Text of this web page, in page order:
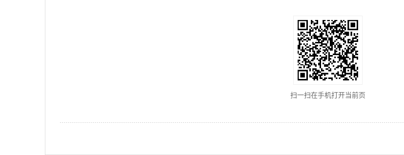
扫一扫在手机打开当前页